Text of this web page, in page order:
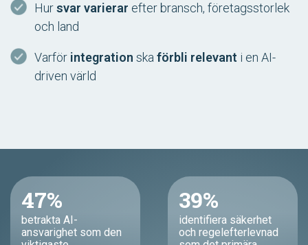
Hursvar varierar efter bransch, företagsstorlek
och land
Varför integration skaförbli relevant i en AI-
driven värld
47%
betrakta AI-
ansvarighet som den
39%
identifiera säkerhet
och regelefterlevnad